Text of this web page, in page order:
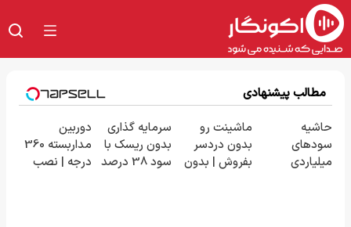
مطالب پیشنهادی
حاشیه
سودهای
میلیاردی
ماشینت رو
بدون دردسر
بفروش | بدون
سرمایه گذاری
بدون ریسک با
سود 38 درصد
دوربین
مداربسته 360
درجه | نصب